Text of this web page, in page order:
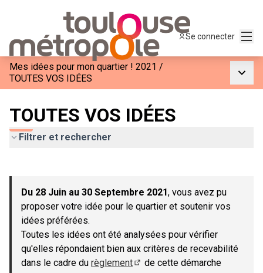
Se connecter
Mes idées pour mon quartier ! 2021 /
TOUTES VOS IDÉES
TOUTES VOS IDÉES
Filtrer et rechercher
−
Du 28 Juin au 30 Septembre 2021, vous avez pu
proposer votre idée pour le quartier et soutenir vos
idées préférées.
Toutes les idées ont été analysées pour vérifier
qu'elles répondaient bien aux critères de recevabilité
dans le cadre du règlement
de cette démarche